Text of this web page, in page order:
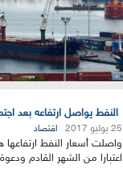
النفط يواصل ارتفاعه بعد
25 يوليو 2017 اقتصاد
واصلت أسعار النفط ارتفاعها
اعتبارا من الشهر القادم